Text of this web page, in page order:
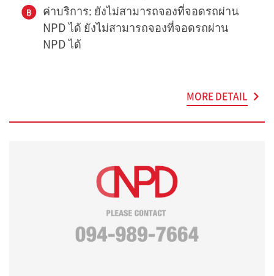
ค่าบริการ: ยังไม่สามารถจองที่จอดรถผ่าน
NPD ได้ ยังไม่สามารถจองที่จอดรถผ่าน
NPD ได้
MORE DETAIL